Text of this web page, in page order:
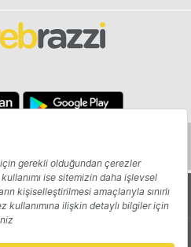
Yazarlar
Reklam